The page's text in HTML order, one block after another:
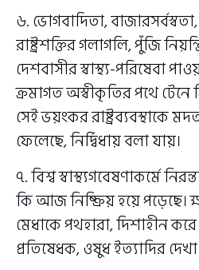
৬. ভোগবাদিতা,
রাষ্ট্রশক্তির গলাগলি, পুঁজি
দেশবাসীর স্বাস্থ্য-পরিষেবা
ক্রমাগত অস্বীকৃতির পথে
সেই ভয়ংকর রাষ্ট্রব্যবস্থাকে
ফেলেছে, নির্দ্বিধায় বলা যায়।
৭. বিশ্ব স্বাস্থ্যগবেষণাকর্মে
কি আজ নিষ্ক্রিয় হয়ে পড়েছে।
মেধাকে পথহারা, দিশাহীন
প্রতিষেধক, ওষুধ ইত্যাদির